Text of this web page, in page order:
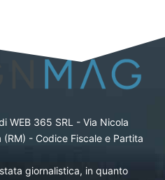
WEB 365 SRL - Via Nicola
(RM) - Codice Fiscale e Partita
giornalistica, in quanto